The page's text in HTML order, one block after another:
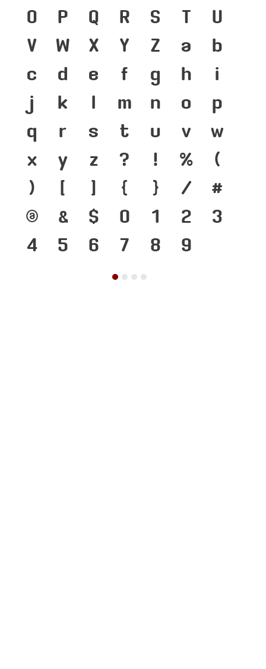
O
P Q R S T
U
V
W X Y Z a
b
c
d e f g h
i
j
k l m n o
p
q
r s t u v
w
x
y z ? ! %
(
)
[ ] { } /
#
@
& $ 0 1 2
3
4
5 6 7 8 9